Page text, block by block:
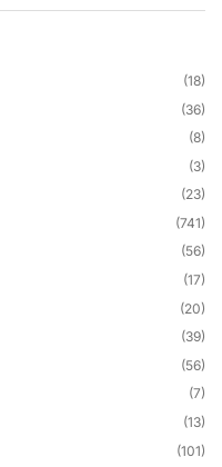
(18)
(36)
(8)
(3)
(23)
(741)
(56)
(17)
(20)
(39)
(56)
(7)
(13)
(101)